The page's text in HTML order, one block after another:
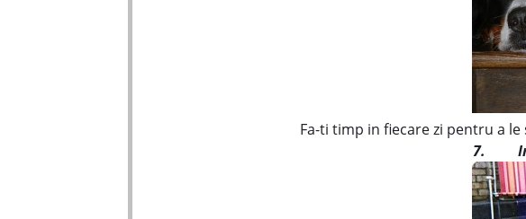
Fa-ti timp in fiecare zi pentru a
7.